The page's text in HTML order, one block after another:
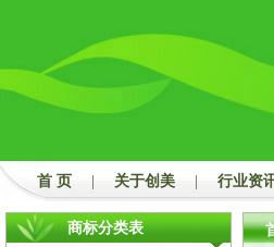
首 页 关于创美 行业资
商标分类表